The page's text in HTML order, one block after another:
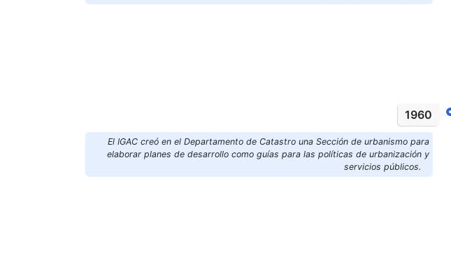
1960
El IGAC creó en el Departamento de Catastro una Sección de urbanismo para
elaborar planes de desarrollo como guías para las políticas de urbanización y
servicios públicos.